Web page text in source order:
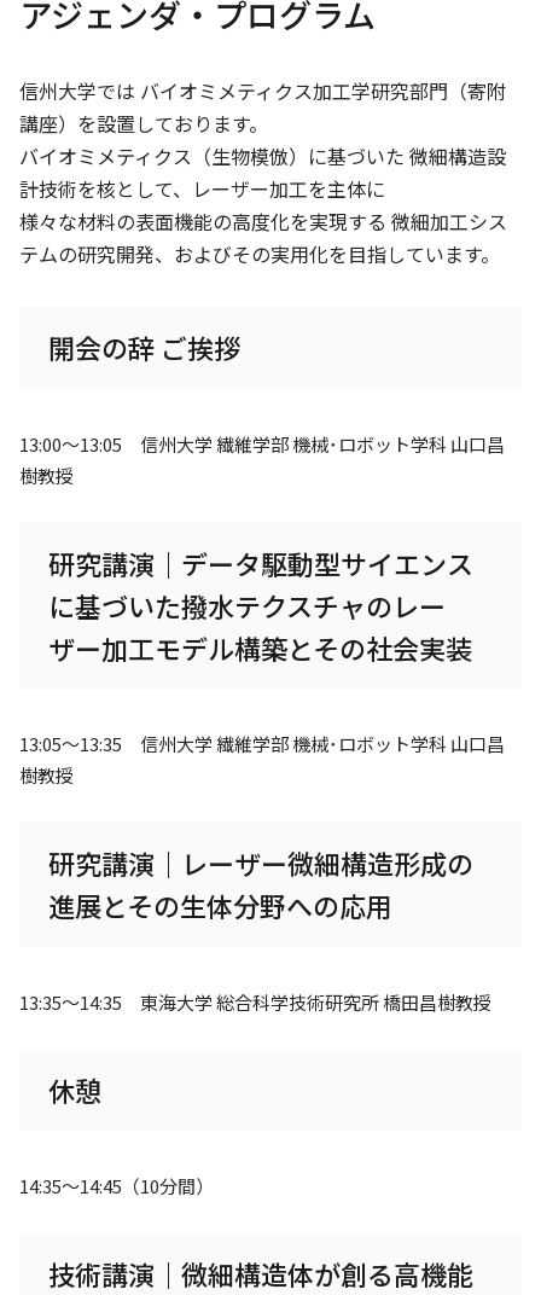
アジェンダ・プログラム
信州大学では バイオミメティクス加工学研究部門（寄附
講座）を設置しております。
バイオミメティクス（生物模倣）に基づいた 微細構造設
計技術を核として、レーザー加工を主体に
様々な材料の表面機能の高度化を実現する 微細加工シス
テムの研究開発、およびその実用化を目指しています。
開会の辞 ご挨拶
13:00～13:05 信州大学 繊維学部 機械･ロボット学科 山口昌
樹教授
研究講演｜データ駆動型サイエンス
に基づいた撥水テクスチャのレー
ザー加工モデル構築とその社会実装
13:05～13:35 信州大学 繊維学部 機械･ロボット学科 山口昌
樹教授
研究講演｜レーザー微細構造形成の
進展とその生体分野への応用
13:35～14:35 東海大学 総合科学技術研究所 橋田昌樹教授
休憩
14:35～14:45（10分間）
技術講演｜微細構造体が創る高機能